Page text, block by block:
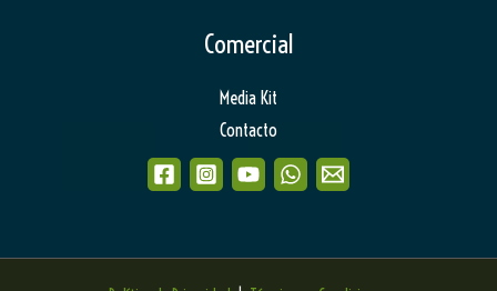
Comercial
Media Kit
Contacto